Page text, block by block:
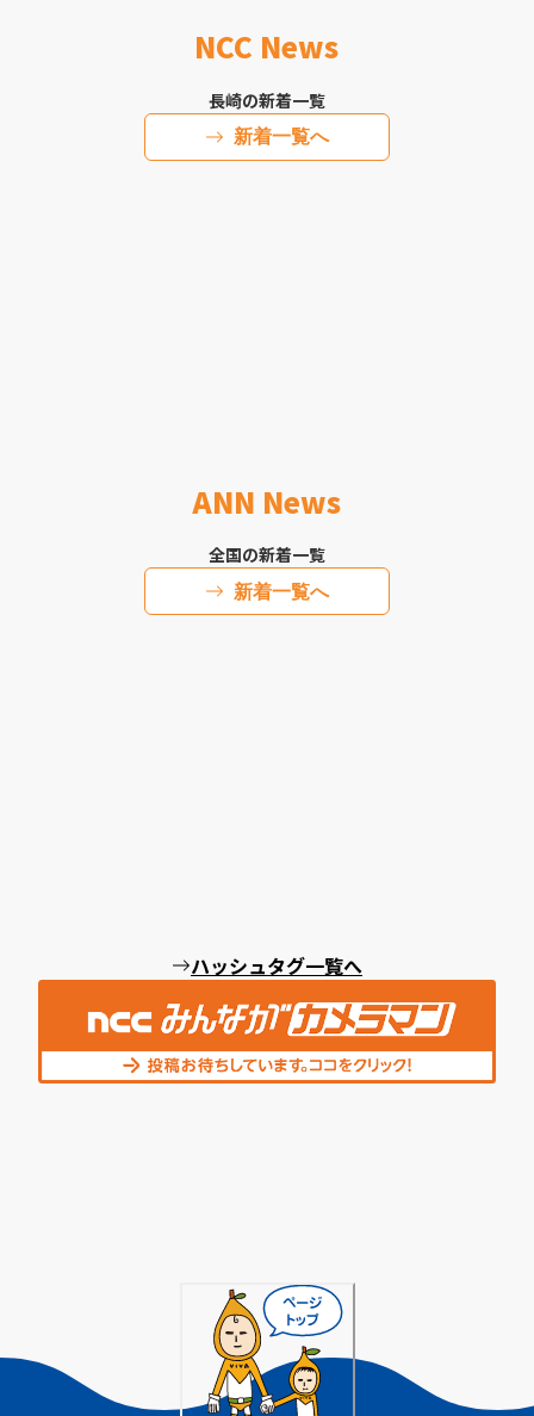
NCC News
長崎の新着一覧
新着一覧へ
ANN News
全国の新着一覧
新着一覧へ
ハッシュタグ一覧へ